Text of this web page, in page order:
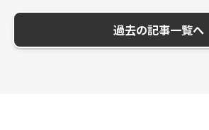
過去の記事一覧へ